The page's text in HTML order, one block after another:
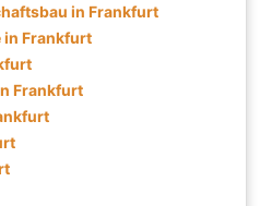
in Frankfurt
in Frankfurt
Frankfurt